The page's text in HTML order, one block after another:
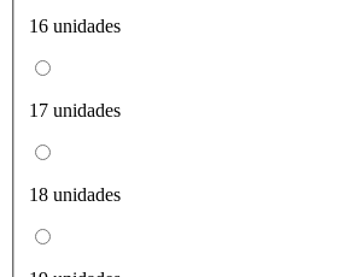
16 unidades
17 unidades
18 unidades